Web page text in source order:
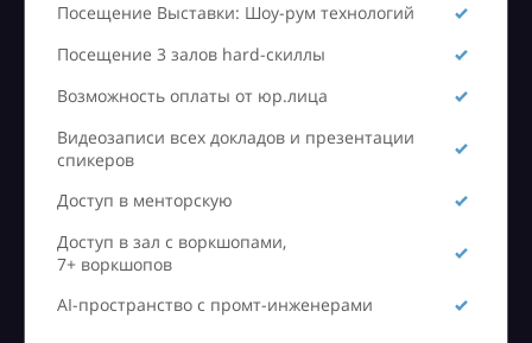
Посещение Выставки: Шоу-рум технологий
Посещение 3 залов hard-скиллы
Возможность оплаты от юр.лица
Видеозаписи всех докладов и презентации
спикеров
Доступ в менторскую
Доступ в зал с воркшопами,
7+ воркшопов
AI-пространство с промт-инженерами